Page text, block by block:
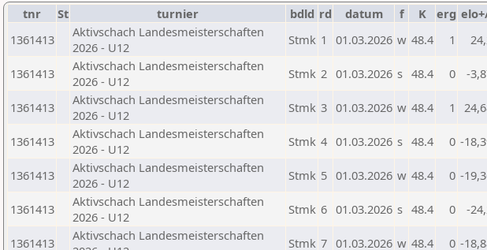
tnr
St turnier bdld rd datum f K erg
1361413
Aktivschach Landesmeisterschaften
2026 - U12
Stmk 1 01.03.2026 w 48.4 1
1361413
Aktivschach Landesmeisterschaften
2026 - U12
Stmk 2 01.03.2026 s 48.4 0 -
1361413
Aktivschach Landesmeisterschaften
2026 - U12
Stmk 3 01.03.2026 w 48.4 1
1361413
Aktivschach Landesmeisterschaften
2026 - U12
Stmk 4 01.03.2026 s 48.4 0 -
1361413
Aktivschach Landesmeisterschaften
2026 - U12
Stmk 5 01.03.2026 w 48.4 0 -
1361413
Aktivschach Landesmeisterschaften
2026 - U12
Stmk 6 01.03.2026 s 48.4 0 -
1361413
Aktivschach Landesmeisterschaften
Stmk 7 01.03.2026 w 48.4 0 -